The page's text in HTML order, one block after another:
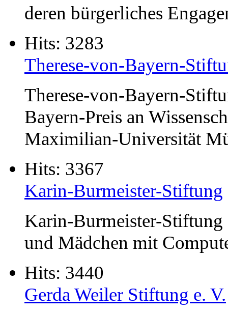
deren bürgerliches
Hits: 3283
Therese-von-Bayern-
Therese-von-Bayern-
Bayern-Preis an
Maximilian-Universität
Hits: 3367
Karin-Burmeister-Stiftung
Karin-Burmeister-
und Mädchen mit
Hits: 3440
Gerda Weiler Stiftung e. V.